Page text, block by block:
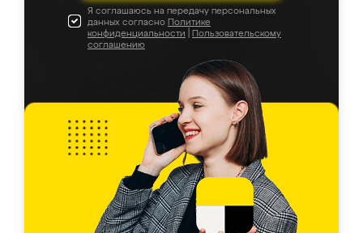
Я соглашаюсь на передачу персональных
данных согласно Политике
конфиденциальности
Пользовательскому
соглашению